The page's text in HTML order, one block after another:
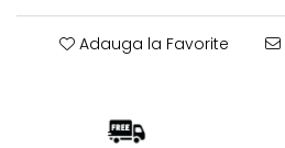
Adauga la Favorite